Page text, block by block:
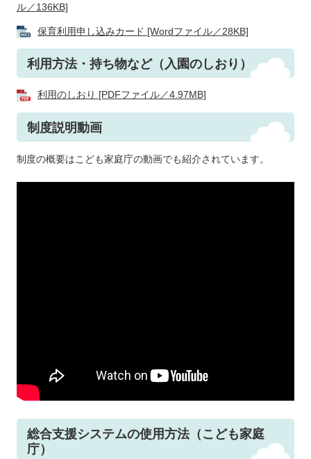
ル／136KB]
保育利用申し込みカード [Wordファイル／28KB]
利用方法・持ち物など（入園のしおり）
利用のしおり [PDFファイル／4.97MB]
制度説明動画
制度の概要はこども家庭庁の動画でも紹介されています。
総合支援システムの使用方法（こども家庭
庁）